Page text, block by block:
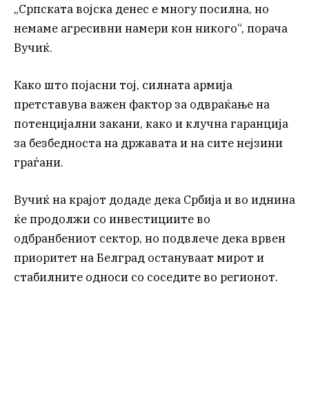
„Српската војска денес е многу посилна, но
немаме агресивни намери кон никого“, порача
Вучиќ.
Како што појасни тој, силната армија
претставува важен фактор за одвраќање на
потенцијални закани, како и клучна гаранција
за безбедноста на државата и на сите нејзини
граѓани.
Вучиќ на крајот додаде дека Србија и во иднина
ќе продолжи со инвестициите во
одбранбениот сектор, но подвлече дека врвен
приоритет на Белград остануваат мирот и
стабилните односи со соседите во регионот.